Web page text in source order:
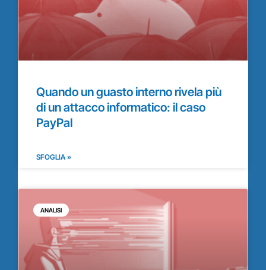
Quando un guasto interno rivela più
di un attacco informatico: il caso
PayPal
SFOGLIA »
ANALISI